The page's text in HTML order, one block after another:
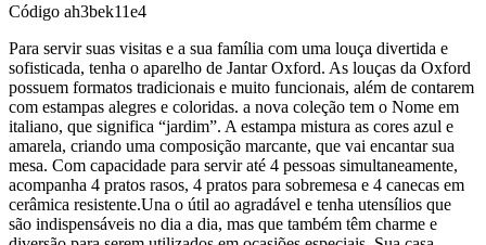
Código ah3bek11e4
Para servir suas visitas e a sua família com uma louça divertida e
sofisticada, tenha o aparelho de Jantar Oxford. As louças da Oxford
possuem formatos tradicionais e muito funcionais, além de contarem
com estampas alegres e coloridas. a nova coleção tem o Nome em
italiano, que significa “jardim”. A estampa mistura as cores azul e
amarela, criando uma composição marcante, que vai encantar sua
mesa. Com capacidade para servir até 4 pessoas simultaneamente,
acompanha 4 pratos rasos, 4 pratos para sobremesa e 4 canecas em
cerâmica resistente.Una o útil ao agradável e tenha utensílios que
são indispensáveis no dia a dia, mas que também têm charme e